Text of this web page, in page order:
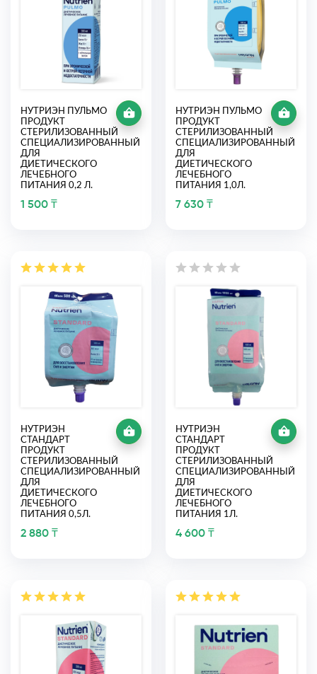
НУТРИЭН ПУЛЬМО
ПРОДУКТ
СТЕРИЛИЗОВАННЫЙ
СПЕЦИАЛИЗИРОВАННЫЙ
ДЛЯ
ДИЕТИЧЕСКОГО
ЛЕЧЕБНОГО
ПИТАНИЯ 0,2 Л.
1 500 ₸
НУТРИЭН ПУЛЬМО
ПРОДУКТ
СТЕРИЛИЗОВАННЫЙ
СПЕЦИАЛИЗИРОВАННЫЙ
ДЛЯ
ДИЕТИЧЕСКОГО
ЛЕЧЕБНОГО
ПИТАНИЯ 1,0Л.
7 630 ₸
НУТРИЭН
СТАНДАРТ
ПРОДУКТ
СТЕРИЛИЗОВАННЫЙ
СПЕЦИАЛИЗИРОВАННЫЙ
ДЛЯ
ДИЕТИЧЕСКОГО
ЛЕЧЕБНОГО
ПИТАНИЯ 0,5Л.
2 880 ₸
НУТРИЭН
СТАНДАРТ
ПРОДУКТ
СТЕРИЛИЗОВАННЫЙ
СПЕЦИАЛИЗИРОВАННЫЙ
ДЛЯ
ДИЕТИЧЕСКОГО
ЛЕЧЕБНОГО
ПИТАНИЯ 1Л.
4 600 ₸